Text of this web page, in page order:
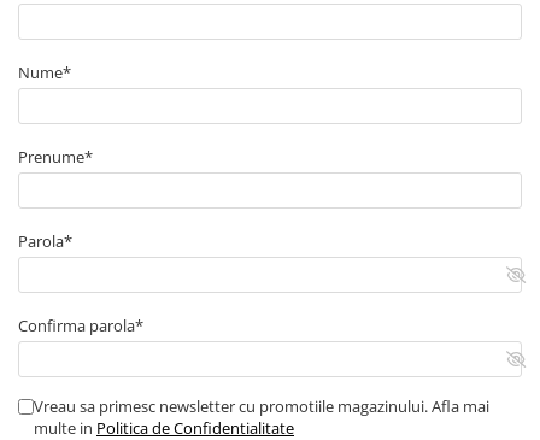
Nume*
Prenume*
Parola*
Confirma parola*
Vreau sa primesc newsletter cu promotiile magazinului. Afla mai
multe in Politica de Confidentialitate